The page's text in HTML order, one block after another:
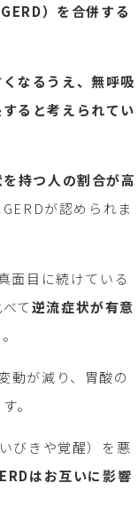
）を合併する
なるうえ、無呼吸
ると考えられてい
持つ人の割合が高
が認められま
面目に続けている
て逆流症状が有意
動が減り、胃酸の
。
びきや覚醒）を悪
はお互いに影響